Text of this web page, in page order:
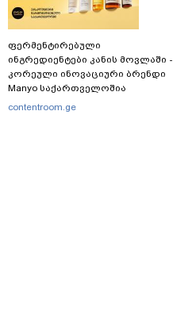
ფერმენტირებული
ინგრედიენტები კანის მოვლაში -
კორეული ინოვაციური ბრენდი
Manyo საქართველოშია
contentroom.ge